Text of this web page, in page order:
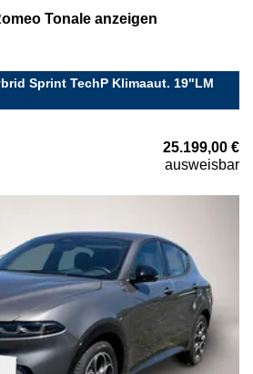
Tonale anzeigen
Sprint TechP Klimaaut. 19"LM
25.199,00 €
ausweisbar